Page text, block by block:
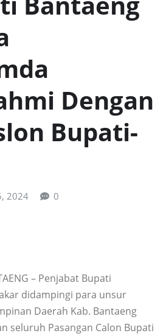
Dengan
Bupati-
2024 0
– Penjabat Bupati
didampingi para unsur
Daerah Kab. Bantaeng
seluruh Pasangan Calon Bupati